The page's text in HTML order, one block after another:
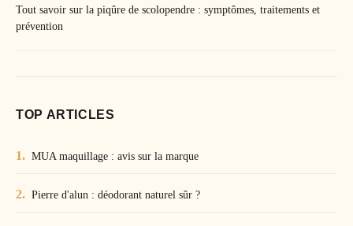
Tout savoir sur la piqûre de scolopendre : symptômes, traitements et
prévention
TOP ARTICLES
MUA maquillage : avis sur la marque
Pierre d'alun : déodorant naturel sûr ?